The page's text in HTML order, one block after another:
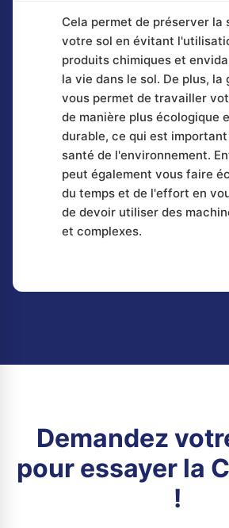
Cela permet de préserver la
votre sol en évitant
produits chimiques et
la vie dans le sol. De plus, la
vous permet de travailler
de manière plus écologique
durable, ce qui est
santé de l'environnement.
peut également vous faire
du temps et de l'effort en
de devoir utiliser des
et complexes.
Demandez
pour essayer la
!